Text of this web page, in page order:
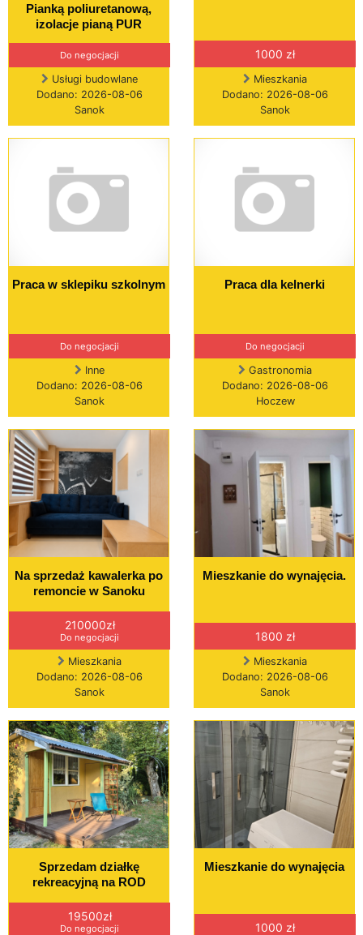
Pianką poliuretanową,
izolacje pianą PUR
Do negocjacji
Usługi budowlane
Dodano: 2026-08-06
Sanok
1000 zł
Mieszkania
Dodano: 2026-08-06
Sanok
Praca w sklepiku szkolnym
Do negocjacji
Inne
Dodano: 2026-08-06
Sanok
Praca dla kelnerki
Do negocjacji
Gastronomia
Dodano: 2026-08-06
Hoczew
Na sprzedaż kawalerka po
remoncie w Sanoku
210000zł
Do negocjacji
Mieszkania
Dodano: 2026-08-06
Sanok
Mieszkanie do wynajęcia.
1800 zł
Mieszkania
Dodano: 2026-08-06
Sanok
Sprzedam działkę
rekreacyjną na ROD
19500zł
Do negocjacji
Mieszkanie do wynajęcia
1000 zł